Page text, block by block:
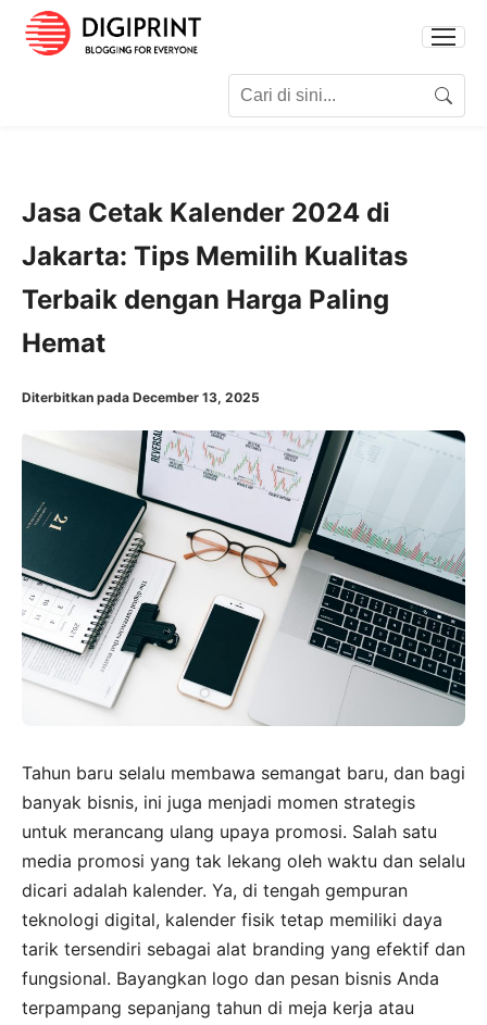
Search
Jasa Cetak Kalender 2024 di
Jakarta: Tips Memilih Kualitas
Terbaik dengan Harga Paling
Hemat
Diterbitkan pada December 13, 2025
Tahun baru selalu membawa semangat baru, dan bagi
banyak bisnis, ini juga menjadi momen strategis
untuk merancang ulang upaya promosi. Salah satu
media promosi yang tak lekang oleh waktu dan selalu
dicari adalah kalender. Ya, di tengah gempuran
teknologi digital, kalender fisik tetap memiliki daya
tarik tersendiri sebagai alat branding yang efektif dan
fungsional. Bayangkan logo dan pesan bisnis Anda
terpampang sepanjang tahun di meja kerja atau